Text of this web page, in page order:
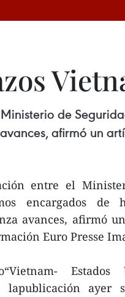
de
afirmó un
entre el
encargados
avances, afirmó
Euro Presse
lapublicación